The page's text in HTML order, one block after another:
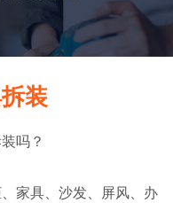
装
吗？
家具、沙发、屏风、办